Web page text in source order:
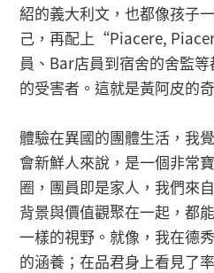
紹的義大利文，也都像孩子
己，再配上“Piacere,
員、Bar店員到宿舍的舍監
的受害者。這就是黃阿皮的
體驗在異國的團體生活，我
會新鮮人來說，是一個非常
圈，團員即是家人，我們來
背景與價值觀聚在一起，都
一樣的視野。就像，我在德
的涵養；在品君身上看見了